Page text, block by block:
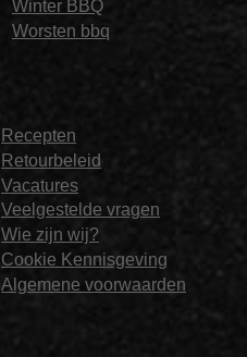
Winter BBQ
Worsten bbq
Recepten
Retourbeleid
Vacatures
Veelgestelde vragen
Wie zijn wij?
Cookie Kennisgeving
Algemene voorwaarden